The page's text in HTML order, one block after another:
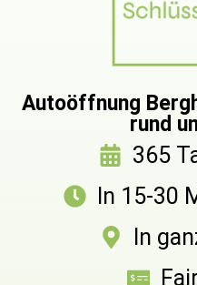
Autoöffnung
rund
365
In 15-30
In